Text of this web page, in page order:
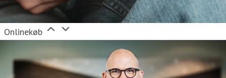
Onlinekøb